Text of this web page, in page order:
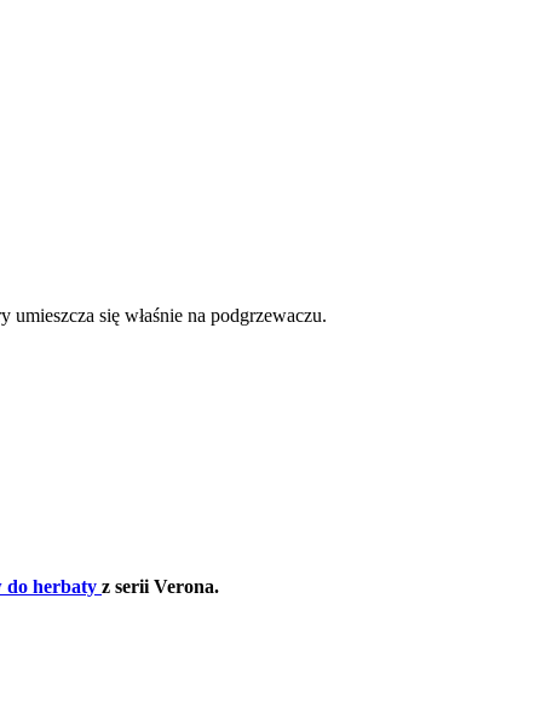
umieszcza się właśnie na podgrzewaczu.
do herbaty z serii Verona.